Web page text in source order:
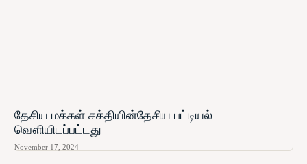
தேசிய மக்கள் சக்தியின்தேசிய பட்டியல்
வௌியிடப்பட்டது
November 17, 2024